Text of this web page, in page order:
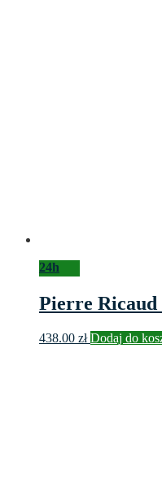
24h
Pierre Ricaud
438.00 zł Dodaj do